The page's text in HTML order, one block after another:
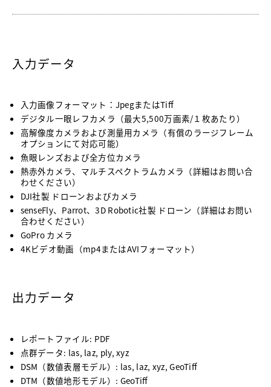
入力データ
入力画像フォーマット：JpegまたはTiff
デジタル一眼レフカメラ（最大5,500万画素/１枚あたり）
高解像度カメラおよび測量用カメラ（有償のラージフレーム
オプションにて対応可能）
魚眼レンズおよび全方位カメラ
熱赤外カメラ、マルチスペクトラムカメラ（詳細はお問い合
わせください）
DJI社製 ドローンおよびカメラ
senseFly、Parrot、3D Robotic社製 ドローン（詳細はお問い
合わせください）
GoPro カメラ
4Kビデオ動画（mp4またはAVIフォーマット）
出力データ
レポートファイル: PDF
点群データ: las, laz, ply, xyz
DSM（数値表層モデル）: las, laz, xyz, GeoTiff
DTM（数値地形モデル）: GeoTiff